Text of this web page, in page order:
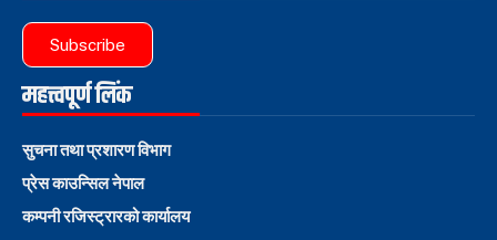
Subscribe
महत्त्वपूर्ण लिंक
सुचना तथा प्रशारण विभाग
प्रेस काउन्सिल नेपाल
कम्पनी रजिस्ट्रारको कार्यालय